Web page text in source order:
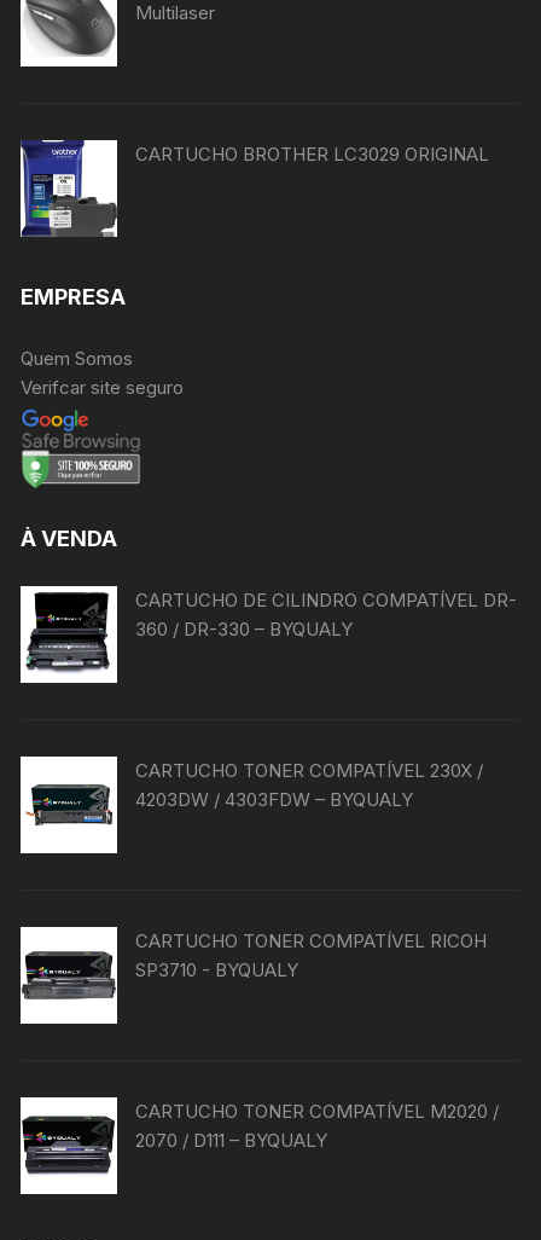
Multilaser
CARTUCHO BROTHER LC3029 ORIGINAL
EMPRESA
Quem Somos
Verifcar site seguro
À VENDA
CARTUCHO DE CILINDRO COMPATÍVEL DR-
360 / DR-330 – BYQUALY
CARTUCHO TONER COMPATÍVEL 230X /
4203DW / 4303FDW – BYQUALY
CARTUCHO TONER COMPATÍVEL RICOH
SP3710 - BYQUALY
CARTUCHO TONER COMPATÍVEL M2020 /
2070 / D111 – BYQUALY